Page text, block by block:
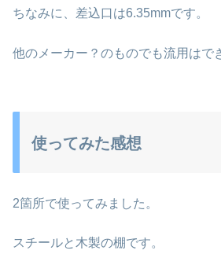
ちなみに、差込口は6.35mmです。
他のメーカー？のものでも流用はで
使ってみた感想
2箇所で使ってみました。
スチールと木製の棚です。